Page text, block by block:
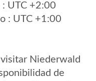
: UTC +2:00
: UTC +1:00
Niederwald
de